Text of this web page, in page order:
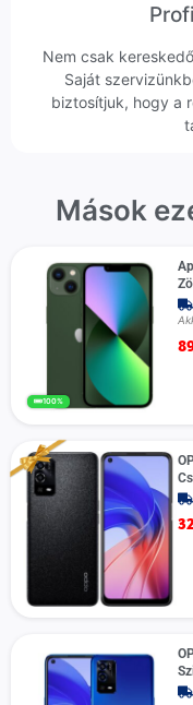
Nem csak
Saját
biztosítjuk, hogy a
Mások
100%